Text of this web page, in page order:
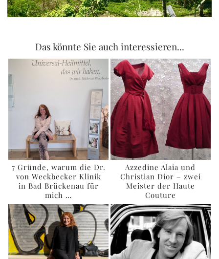
Das könnte Sie auch interessieren...
7 Gründe, warum die Dr.
von Weckbecker Klinik
in Bad Brückenau für
mich …
Azzedine Alaia und
Christian Dior – zwei
Meister der Haute
Couture